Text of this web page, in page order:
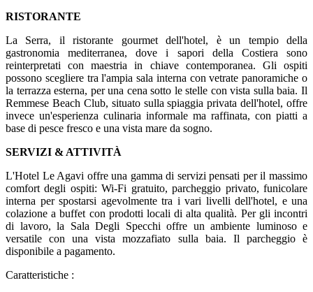
RISTORANTE
La Serra, il ristorante gourmet dell'hotel, è un tempio della
gastronomia mediterranea, dove i sapori della Costiera sono
reinterpretati con maestria in chiave contemporanea. Gli ospiti
possono scegliere tra l'ampia sala interna con vetrate panoramiche o
la terrazza esterna, per una cena sotto le stelle con vista sulla baia. Il
Remmese Beach Club, situato sulla spiaggia privata dell'hotel, offre
invece un'esperienza culinaria informale ma raffinata, con piatti a
base di pesce fresco e una vista mare da sogno.
SERVIZI & ATTIVITÀ
L'Hotel Le Agavi offre una gamma di servizi pensati per il massimo
comfort degli ospiti: Wi-Fi gratuito, parcheggio privato, funicolare
interna per spostarsi agevolmente tra i vari livelli dell'hotel, e una
colazione a buffet con prodotti locali di alta qualità. Per gli incontri
di lavoro, la Sala Degli Specchi offre un ambiente luminoso e
versatile con una vista mozzafiato sulla baia. Il parcheggio è
disponibile a pagamento.
Caratteristiche :